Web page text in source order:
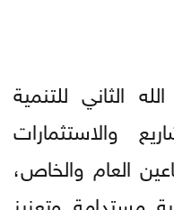
الثاني للتنمية
والاستثمارات
العام والخاص،
وتعزيز